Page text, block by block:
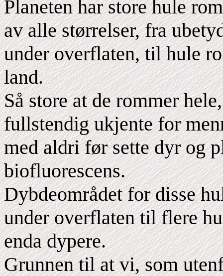
Planeten har store hule
av alle størrelser, fra
under overflaten, til hule
land.
Så store at de rommer
fullstendig ukjente for
med aldri før sette dyr og
biofluorescens.
Dybdeområdet for disse
under overflaten til flere
enda dypere.
Grunnen til at vi, som